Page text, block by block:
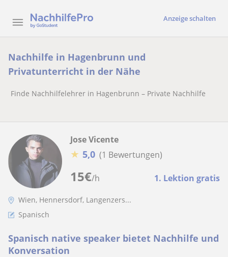
Anzeige schalten
Nachhilfe in Hagenbrunn und
Privatunterricht in der Nähe
Finde Nachhilfelehrer in Hagenbrunn – Private Nachhilfe
15€/h 1. Lektion gratis
Jose Vicente
★ 5,0 (1 Bewertungen)
Wien, Hennersdorf, Langenzers...
Spanisch
Spanisch native speaker bietet Nachhilfe und
Konversation